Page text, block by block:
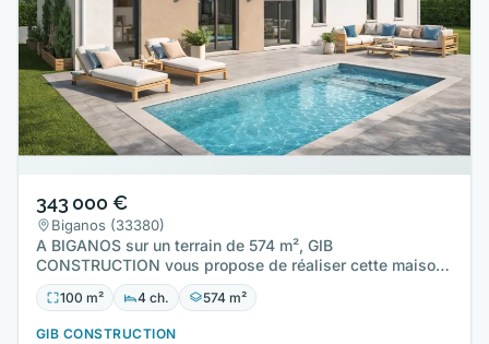
343 000 €
Biganos (33380)
A BIGANOS sur un terrain de 574 m², GIB
CONSTRUCTION vous propose de réaliser cette maison
neuve d'une surface de 100…
100 m² 4 ch. 574 m²
GIB CONSTRUCTION